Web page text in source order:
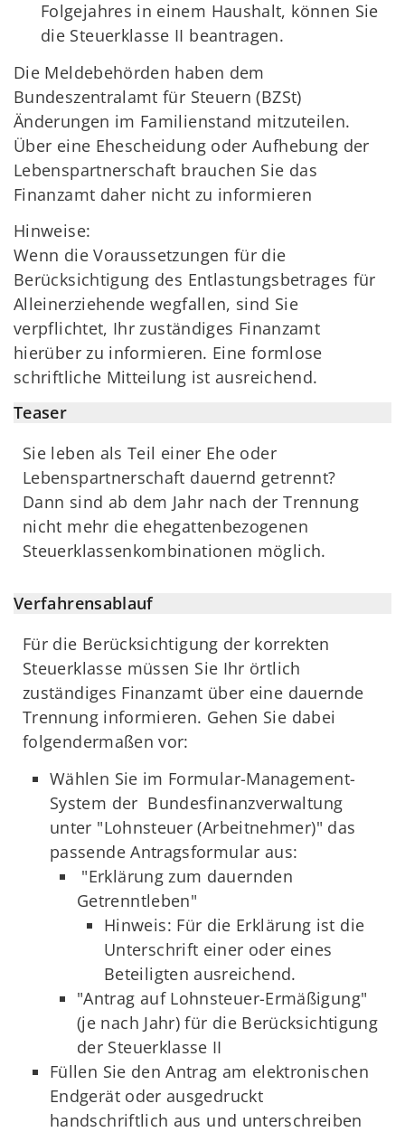
Folgejahres in einem Haushalt, können Sie
die Steuerklasse II beantragen.
Die Meldebehörden haben dem
Bundeszentralamt für Steuern (BZSt)
Änderungen im Familienstand mitzuteilen.
Über eine Ehescheidung oder Aufhebung der
Lebenspartnerschaft brauchen Sie das
Finanzamt daher nicht zu informieren
Hinweise:
Wenn die Voraussetzungen für die
Berücksichtigung des Entlastungsbetrages für
Alleinerziehende wegfallen, sind Sie
verpflichtet, Ihr zuständiges Finanzamt
hierüber zu informieren. Eine formlose
schriftliche Mitteilung ist ausreichend.
Teaser
Sie leben als Teil einer Ehe oder
Lebenspartnerschaft dauernd getrennt?
Dann sind ab dem Jahr nach der Trennung
nicht mehr die ehegattenbezogenen
Steuerklassenkombinationen möglich.
Verfahrensablauf
Für die Berücksichtigung der korrekten
Steuerklasse müssen Sie Ihr örtlich
zuständiges Finanzamt über eine dauernde
Trennung informieren. Gehen Sie dabei
folgendermaßen vor:
Wählen Sie im Formular-Management-
System der Bundesfinanzverwaltung
unter "Lohnsteuer (Arbeitnehmer)" das
passende Antragsformular aus:
"Erklärung zum dauernden
Getrenntleben"
Hinweis: Für die Erklärung ist die
Unterschrift einer oder eines
Beteiligten ausreichend.
"Antrag auf Lohnsteuer-Ermäßigung"
(je nach Jahr) für die Berücksichtigung
der Steuerklasse II
Füllen Sie den Antrag am elektronischen
Endgerät oder ausgedruckt
handschriftlich aus und unterschreiben